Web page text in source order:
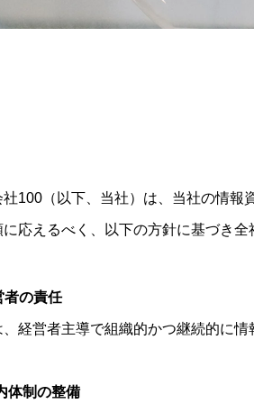
社100（以下、当社）は、当社の情報
に応えるべく、以下の方針に基づき
者の責任
、経営者主導で組織的かつ継続的に
体制の整備